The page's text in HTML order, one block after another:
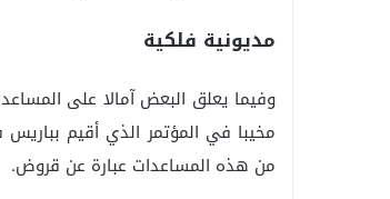
مديونية فلكية
وفيما يعلق البعض آمالا على
من هذه المساعدات عبارة عن قروض.